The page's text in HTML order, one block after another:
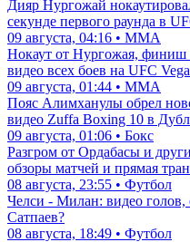
Дияр Нургожай
секунде первого раунда в
09 августа, 04:16 • ММА
Нокаут от Нургожая, финиш
видео всех боев на UFC
09 августа, 01:44 • ММА
Пояс Алимханулы обрел
видео Zuffa Boxing 10 в
09 августа, 01:06 • Бокс
Разгром от Ордабасы и
обзоры матчей и прямая
08 августа, 23:55 • Футбол
Челси - Милан: видео голов,
Сатпаев?
08 августа, 18:49 • Футбол